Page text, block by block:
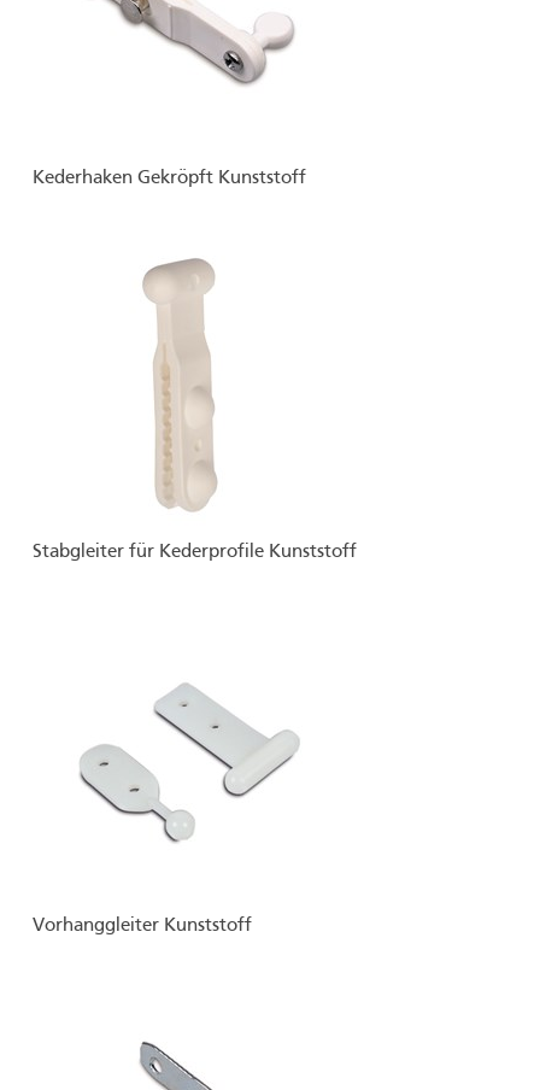
Kederhaken Gekröpft Kunststoff
Stabgleiter für Kederprofile Kunststoff
Vorhanggleiter Kunststoff